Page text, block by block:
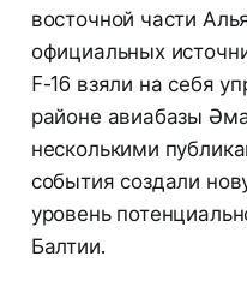
восточной части
официальных
F-16 взяли на себя
районе авиабазы
несколькими
события создали
уровень
Балтии.